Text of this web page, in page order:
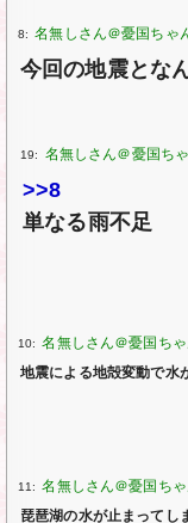
8:
今回の地震とな
19:
>>8
単なる雨不足
10:
地震による地殻変動で水
11:
琵琶湖の水が止まってし